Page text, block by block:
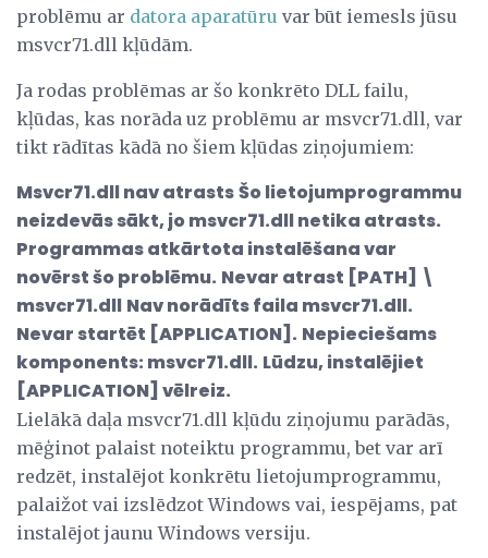
problēmu ar datora aparatūru var būt iemesls jūsu
msvcr71.dll kļūdām.
Ja rodas problēmas ar šo konkrēto DLL failu,
kļūdas, kas norāda uz problēmu ar msvcr71.dll, var
tikt rādītas kādā no šiem kļūdas ziņojumiem:
Msvcr71.dll nav atrastsŠo lietojumprogrammu
neizdevās sākt, jo msvcr71.dll netika atrasts.
Programmas atkārtota instalēšana var
novērst šo problēmu. Nevar atrast [PATH] \
msvcr71.dll Nav norādīts faila msvcr71.dll.
Nevar startēt [APPLICATION]. Nepieciešams
komponents: msvcr71.dll. Lūdzu, instalējiet
[APPLICATION] vēlreiz.
Lielākā daļa msvcr71.dll kļūdu ziņojumu parādās,
mēģinot palaist noteiktu programmu, bet var arī
redzēt, instalējot konkrētu lietojumprogrammu,
palaižot vai izslēdzot Windows vai, iespējams, pat
instalējot jaunu Windows versiju.